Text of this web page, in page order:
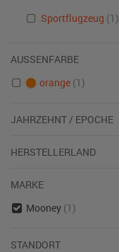
Sportflugzeug (1)
AUSSENFARBE
orange (1)
JAHRZEHNT / EPOCHE
HERSTELLERLAND
MARKE
Mooney (1)
STANDORT